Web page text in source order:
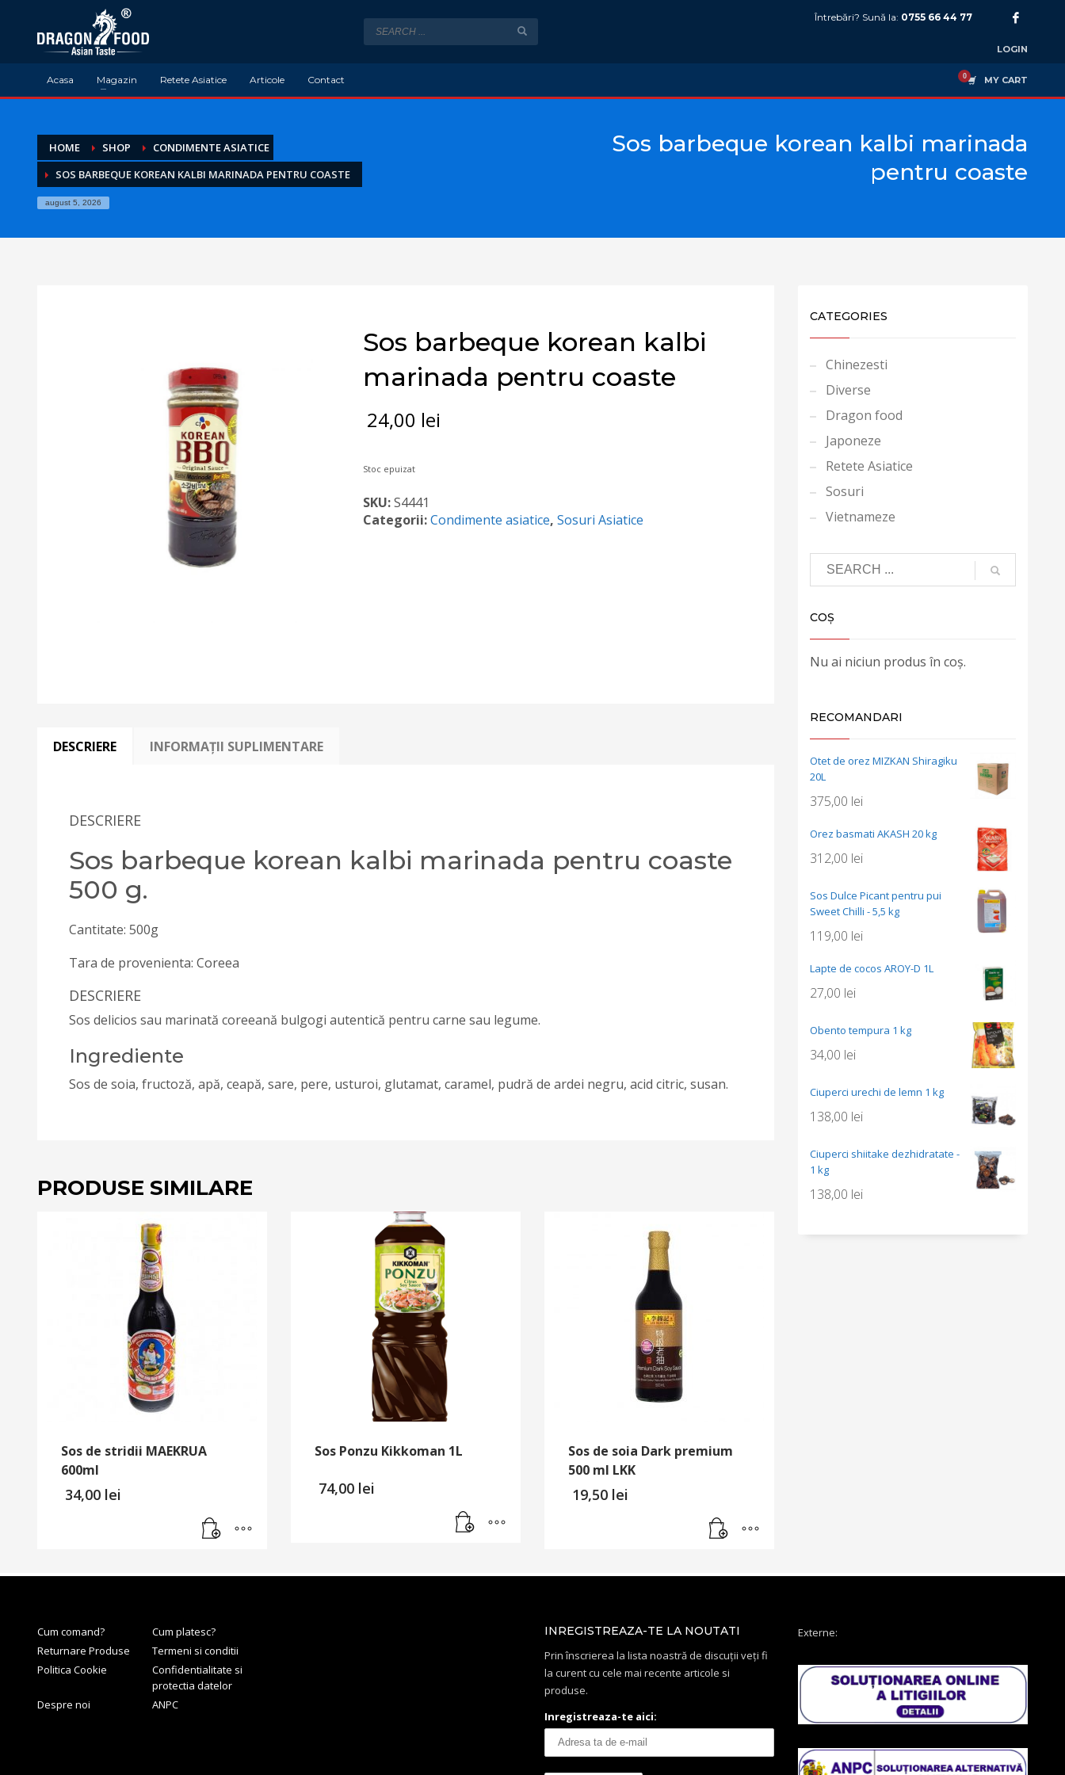
Întrebări? Sună la: 0755 66 44 77
LOGIN
Acasa Magazin Retete Asiatice Articole Contact MY CART
HOME SHOP
CONDIMENTE ASIATICE
SOS BARBEQUE KOREAN KALBI MARINADA PENTRU COASTE
august 5, 2026
Sos barbeque korean kalbi marinada
pentru coaste
Sos barbeque korean kalbi
marinada pentru coaste
24,00 lei
Stoc epuizat
SKU:S4441
Categorii:Condimente asiatice, Sosuri Asiatice
DESCRIERE INFORMAȚII SUPLIMENTARE
DESCRIERE
Sos barbeque korean kalbi marinada pentru coaste
500 g.
Cantitate: 500g
Tara de provenienta: Coreea
DESCRIERE
Sos delicios sau marinată coreeană bulgogi autentică pentru carne sau legume.
Ingrediente
Sos de soia, fructoză, apă, ceapă, sare, pere, usturoi, glutamat, caramel, pudră de ardei negru, acid citric, susan.
PRODUSE SIMILARE
Sos de stridii MAEKRUA
600ml
34,00 lei
Sos Ponzu Kikkoman 1L
74,00 lei
Sos de soia Dark premium
500 ml LKK
19,50 lei
CATEGORIES
Chinezesti
Diverse
Dragon food
Japoneze
Retete Asiatice
Sosuri
Vietnameze
COȘ
Nu ai niciun produs în coș.
RECOMANDARI
Otet de orez MIZKAN Shiragiku
20L
375,00 lei
Orez basmati AKASH 20 kg
312,00 lei
Sos Dulce Picant pentru pui
Sweet Chilli - 5,5 kg
119,00 lei
Lapte de cocos AROY-D 1L
27,00 lei
Obento tempura 1 kg
34,00 lei
Ciuperci urechi de lemn 1 kg
138,00 lei
Ciuperci shiitake dezhidratate -
1 kg
138,00 lei
Cum comand?
Cum platesc?
Returnare Produse
Termeni si conditii
Politica Cookie
Confidentialitate si
protectia datelor
Despre noi
ANPC
INREGISTREAZA-TE LA NOUTATI
Prin înscrierea la lista noastră de discuții veți fi
la curent cu cele mai recente articole si
produse.
Inregistreaza-te aici:
Externe: